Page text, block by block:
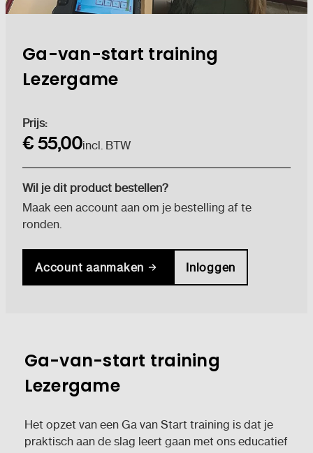
Ga-van-start training
Lezergame
Huidige
voorraad:
Prijs:
€ 55,00incl. BTW
Wil je dit product bestellen?
Maak een account aan om je bestelling af te
ronden.
Account aanmaken Inloggen
Ga-van-start training
Lezergame
Het opzet van een Ga van Start training is dat je
praktisch aan de slag leert gaan met ons educatief